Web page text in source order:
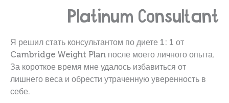
Platinum Consultant
Я решил стать консультантом по диете 1: 1 от
Cambridge Weight Plan после моего личного опыта.
За короткое время мне удалось избавиться от
лишнего веса и обрести утраченную уверенность в
себе.